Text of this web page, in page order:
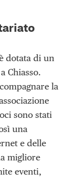
dotata di un
Chiasso.
la
sono stati
una
e delle
migliore
eventi,